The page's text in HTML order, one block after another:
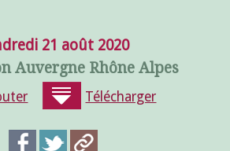
21 août 2020
Auvergne Rhône Alpes
Télécharger